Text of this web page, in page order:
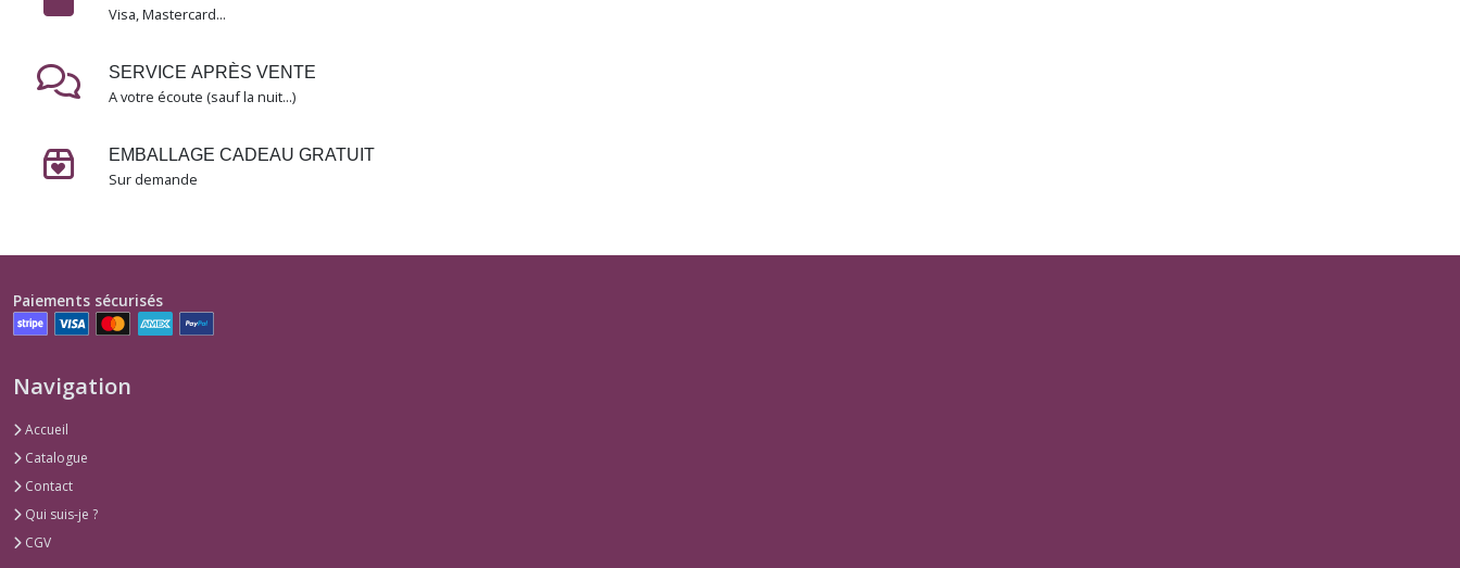
Visa, Mastercard...
SERVICE APRÈS VENTE
A votre écoute (sauf la nuit...)
EMBALLAGE CADEAU GRATUIT
Sur demande
(1)
les
Paiements sécurisés
Navigation
Accueil
Catalogue
Contact
Qui suis-je ?
CGV